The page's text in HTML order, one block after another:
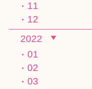
11
12
2022
01
02
03